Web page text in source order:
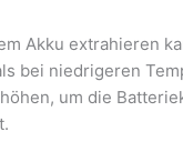
Akku extrahieren
bei niedrigeren
um die